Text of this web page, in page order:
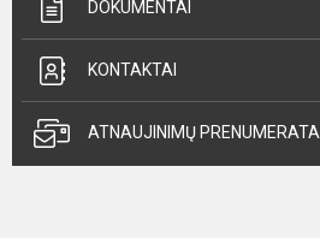
DOKUMENTAI
KONTAKTAI
ATNAUJINIMŲ PRENUMERATA